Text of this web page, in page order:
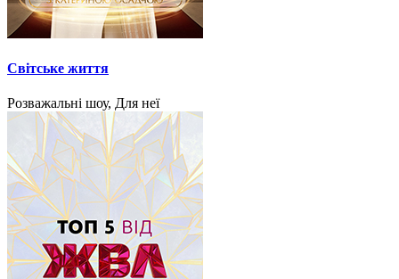
Світське життя
Розважальні шоу, Для неї